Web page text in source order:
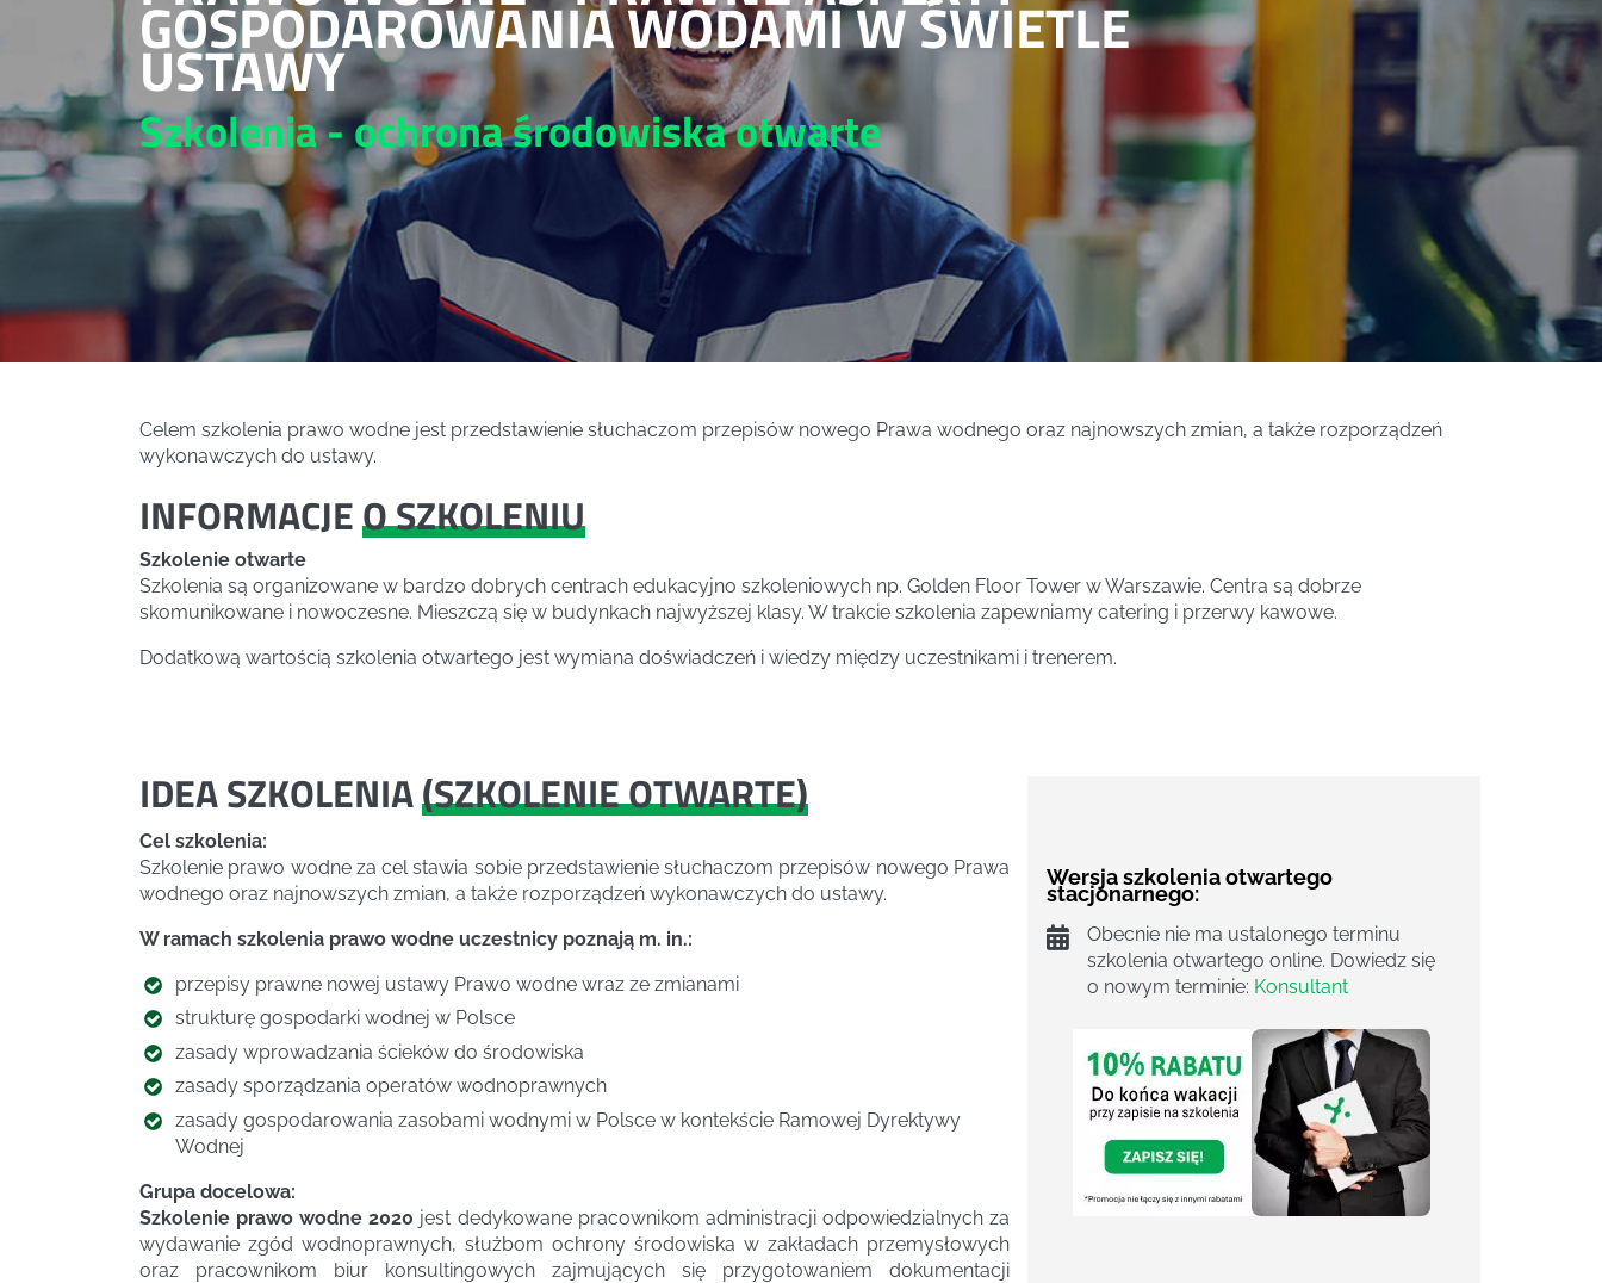
GOSPODAROWANIA WODAMI W ŚWIETLE
USTAWY
Szkolenia - ochrona środowiskaotwarte
Celem szkolenia prawo wodne jest przedstawienie słuchaczom przepisów nowego Prawa wodnego oraz najnowszych zmian, a także rozporządzeń
wykonawczych do ustawy.
INFORMACJEO SZKOLENIU
Szkolenie otwarte
Szkolenia są organizowane w bardzo dobrych centrach edukacyjno szkoleniowych np. Golden Floor Tower w Warszawie. Centra są dobrze
skomunikowane i nowoczesne. Mieszczą się w budynkach najwyższej klasy. W trakcie szkolenia zapewniamy catering i przerwy kawowe.
Dodatkową wartością szkolenia otwartego jest wymiana doświadczeń i wiedzy między uczestnikami i trenerem.
IDEA SZKOLENIA(SZKOLENIE OTWARTE)
Cel szkolenia:
Szkolenie prawo wodne za cel stawia sobie przedstawienie słuchaczom przepisów nowego Prawa
wodnego oraz najnowszych zmian, a także rozporządzeń wykonawczych do ustawy.
W ramach szkolenia prawo wodne uczestnicy poznają m. in.:
przepisy prawne nowej ustawy Prawo wodne wraz ze zmianami
strukturę gospodarki wodnej w Polsce
zasady wprowadzania ścieków do środowiska
zasady sporządzania operatów wodnoprawnych
zasady gospodarowania zasobami wodnymi w Polsce w kontekście Ramowej Dyrektywy
Wodnej
Grupa docelowa:
Szkolenie prawo wodne 2020 jest dedykowane pracownikom administracji odpowiedzialnych za
wydawanie zgód wodnoprawnych, służbom ochrony środowiska w zakładach przemysłowych
oraz pracownikom biur konsultingowych zajmujących się przygotowaniem dokumentacji
Wersja szkolenia otwartego
stacjonarnego:
Obecnie nie ma ustalonego terminu
szkolenia otwartego online. Dowiedz się
o nowym terminie: Konsultant